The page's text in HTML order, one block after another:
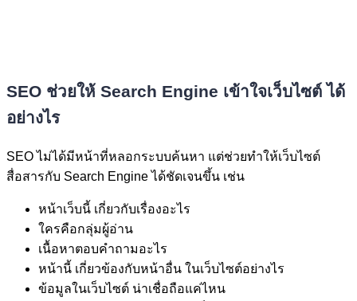
SEO ช่วยให้ Search Engine เข้าใจเว็บไซต์ ได้
อย่างไร
SEO ไม่ได้มีหน้าที่หลอกระบบค้นหา แต่ช่วยทำให้เว็บไซต์
สื่อสารกับ Search Engine ได้ชัดเจนขึ้น เช่น
หน้าเว็บนี้ เกี่ยวกับเรื่องอะไร
ใครคือกลุ่มผู้อ่าน
เนื้อหาตอบคำถามอะไร
หน้านี้ เกี่ยวข้องกับหน้าอื่น ในเว็บไซต์อย่างไร
ข้อมูลในเว็บไซต์ น่าเชื่อถือแค่ไหน